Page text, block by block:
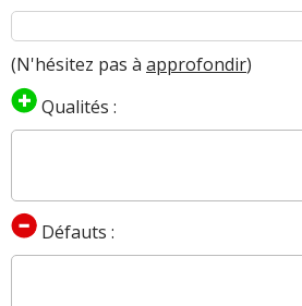
(N'hésitez pas à approfondir)
Qualités :
Défauts :